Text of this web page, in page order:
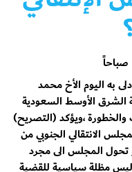
به اليوم الأخ محمد
الشرق الأوسط السعودية
والخطورة ،ويؤكد (التصريح)
الانتقالي الجنوبي من
تحول المجلس الى مجرد
مظلة سياسية للقضية